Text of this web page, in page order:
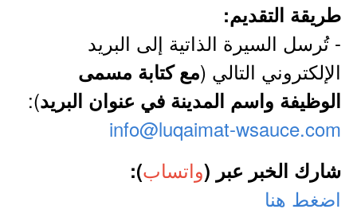
طريقة التقديم:
- تُرسل السيرة الذاتية إلى البريد
الإلكتروني التالي (مع كتابة مسمى
الوظيفة واسم المدينة في عنوان البريد):
info@luqaimat-wsauce.com
شارك الخبر عبر (واتساب):
اضغط هنا